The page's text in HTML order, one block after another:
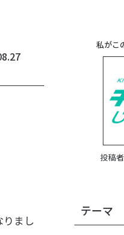
まし
私がこ
投稿者
テーマ